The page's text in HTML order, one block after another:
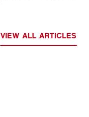
VIEW ALL ARTICLES